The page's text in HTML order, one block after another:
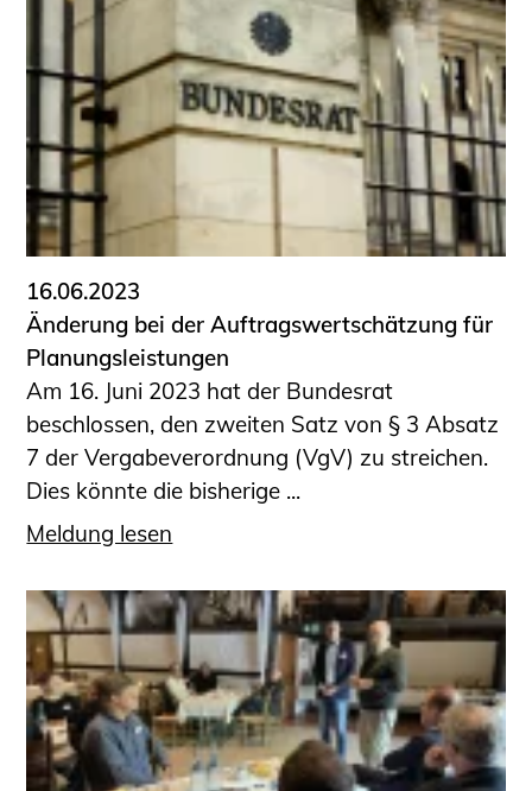
16.06.2023
Änderung bei der Auftragswertschätzung für
Planungsleistungen
Am 16. Juni 2023 hat der Bundesrat
beschlossen, den zweiten Satz von § 3 Absatz
7 der Vergabeverordnung (VgV) zu streichen.
Dies könnte die bisherige ...
Meldung lesen